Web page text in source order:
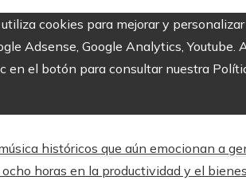
cookies para mejorar y
Adsense, Google Analytics,
en el botón para consultar nuestra
históricos que aún emocionan a
horas en la productividad y el